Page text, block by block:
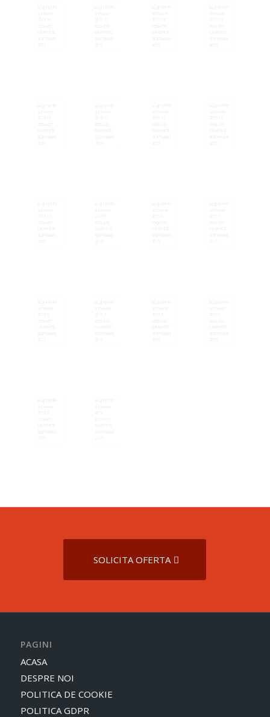
SOLICITA OFERTA
PAGINI
ACASA
DESPRE NOI
POLITICA DE COOKIE
POLITICA GDPR